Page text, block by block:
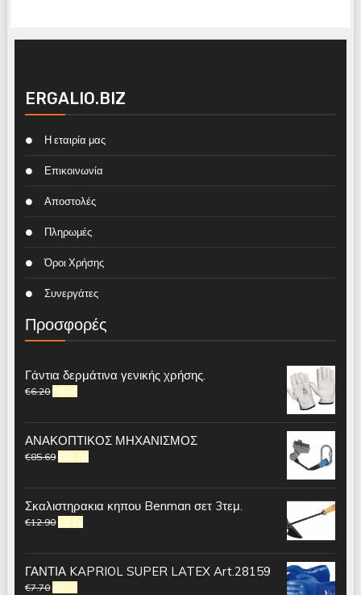
ERGALIO.BIZ
Η εταιρία μας
Επικοινωνία
Αποστολές
Πληρωμές
Όροι Χρήσης
Συνεργάτες
Προσφορές
Γάντια δερμάτινα γενικής χρήσης.
€6.20 €4.50
ΑΝΑΚΟΠΤΙΚΟΣ ΜΗΧΑΝΙΣΜΟΣ
€85.69 €61.00
Σκαλιστηρακια κηπου Benman σετ 3τεμ.
€12.90 €9.10
ΓΑΝΤΙΑ KAPRIOL SUPER LATEX Art.28159
€7.70 €6.20